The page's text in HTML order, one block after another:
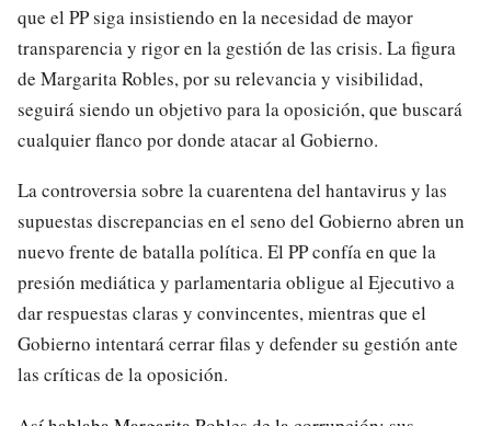
que el PP siga insistiendo en la necesidad de mayor
transparencia y rigor en la gestión de las crisis. La figura
de Margarita Robles, por su relevancia y visibilidad,
seguirá siendo un objetivo para la oposición, que buscará
cualquier flanco por donde atacar al Gobierno.
La controversia sobre la cuarentena del hantavirus y las
supuestas discrepancias en el seno del Gobierno abren un
nuevo frente de batalla política. El PP confía en que la
presión mediática y parlamentaria obligue al Ejecutivo a
dar respuestas claras y convincentes, mientras que el
Gobierno intentará cerrar filas y defender su gestión ante
las críticas de la oposición.